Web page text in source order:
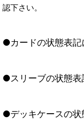
認下さい。
●カードの状態表記
●スリーブの状態表
●デッキケースの状